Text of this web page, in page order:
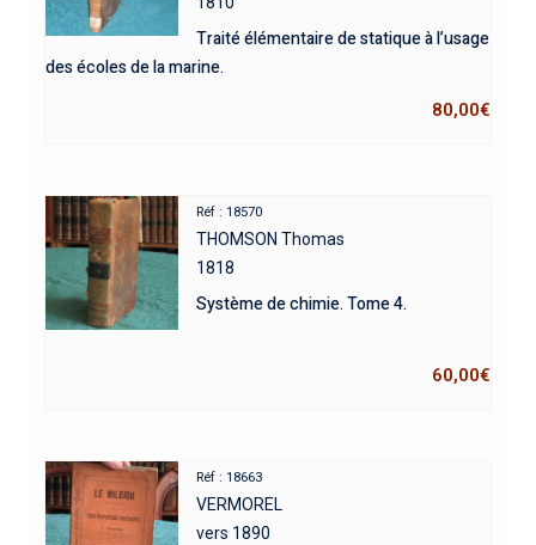
Traité élémentaire de statique à l’usage
des écoles de la marine.
80,00€
Réf : 18570
THOMSON Thomas
1818
Système de chimie. Tome 4.
60,00€
Réf : 18663
VERMOREL
vers 1890